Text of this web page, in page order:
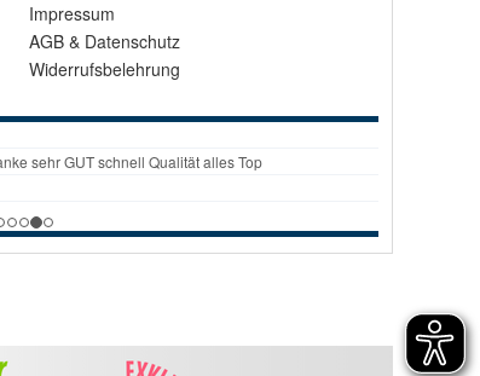
Impressum
AGB & Datenschutz
Widerrufsbelehrung